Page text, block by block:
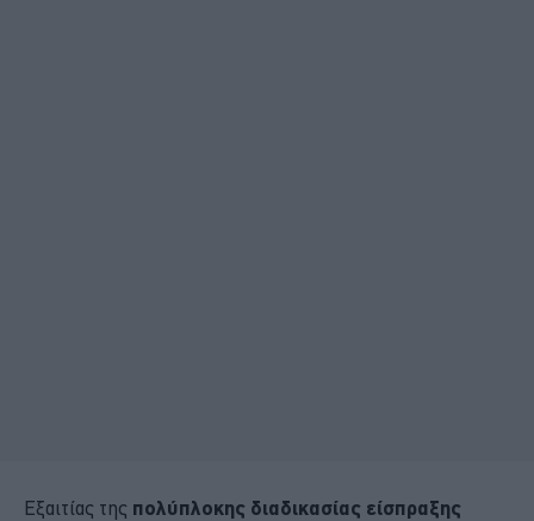
Εξαιτίας της πολύπλοκης διαδικασίας είσπραξης